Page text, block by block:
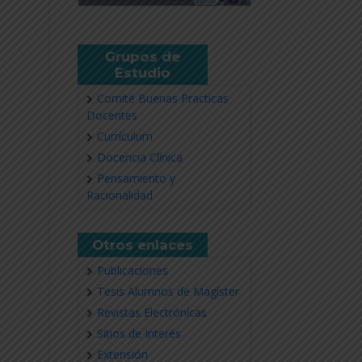
Grupos de
Estudio
Comité Buenas Practicas
Docentes
Currículum
Docencia Clínica
Pensamiento y
Racionalidad
Otros enlaces
Publicaciones
Tesis Alumnos de Magíster
Revistas Electrónicas
Sitios de Interés
Extensión